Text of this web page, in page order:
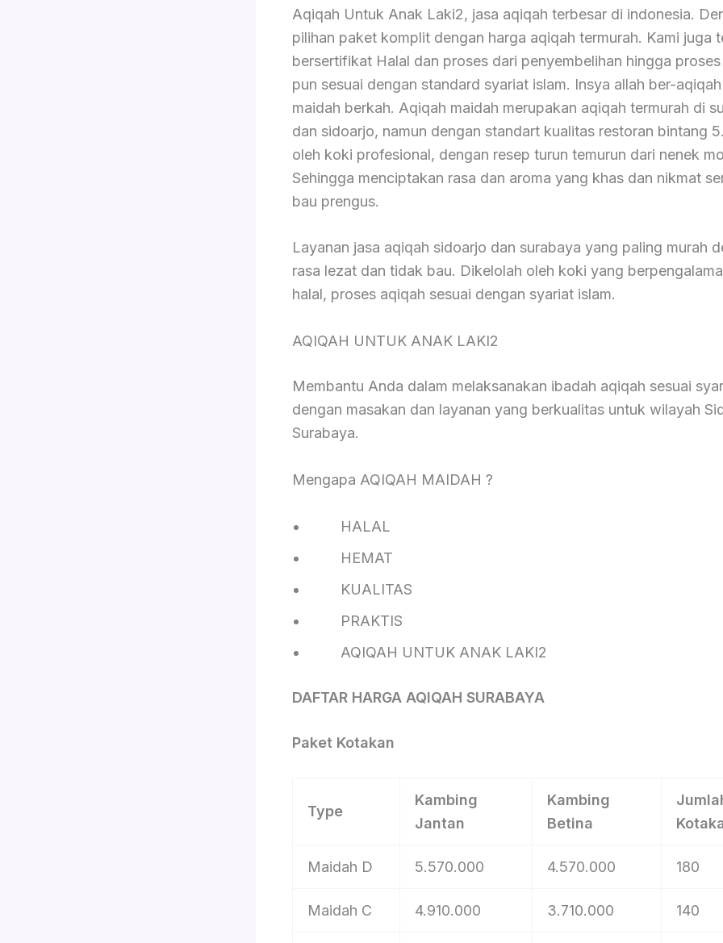
Aqiqah Untuk Anak Laki2, jasa aqiqah terbesar di indonesia.
pilihan paket komplit dengan harga aqiqah termurah. Kami juga
bersertifikat Halal dan proses dari penyembelihan hingga
pun sesuai dengan standard syariat islam. Insya allah ber-
maidah berkah. Aqiqah maidah merupakan aqiqah termurah di
dan sidoarjo, namun dengan standart kualitas restoran bintang
oleh koki profesional, dengan resep turun temurun dari nenek
Sehingga menciptakan rasa dan aroma yang khas dan nikmat
bau prengus.
Layanan jasa aqiqah sidoarjo dan surabaya yang paling murah
rasa lezat dan tidak bau. Dikelolah oleh koki yang
halal, proses aqiqah sesuai dengan syariat islam.
AQIQAH UNTUK ANAK LAKI2
Membantu Anda dalam melaksanakan ibadah aqiqah sesuai
dengan masakan dan layanan yang berkualitas untuk wilayah
Surabaya.
Mengapa AQIQAH MAIDAH ?
HALAL
HEMAT
KUALITAS
PRAKTIS
AQIQAH UNTUK ANAK LAKI2
DAFTAR HARGA AQIQAH SURABAYA
Paket Kotakan
Type
Kambing
Jantan
Kambing
Betina
Maidah D 5.570.000 4.570.000 180
Maidah C 4.910.000 3.710.000 140